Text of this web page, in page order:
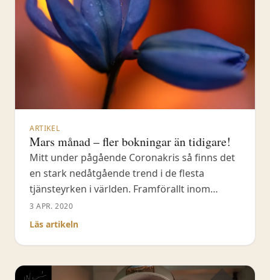
ARTIKEL
Mars månad – fler bokningar än tidigare!
Mitt under pågående Coronakris så finns det
en stark nedåtgående trend i de flesta
tjänsteyrken i världen. Framförallt inom
hotell- & restaurangbranschen.
Resebranschen drabbas också mycket hårt
försöker överleva dag för dag. Det här är en
3 APR. 2020
Läs artikeln